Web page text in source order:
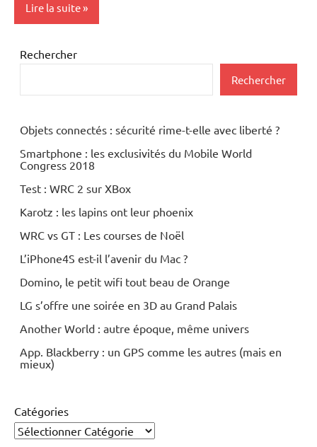
Lire la suite
Inclassables
Rechercher
Rechercher
Objets connectés : sécurité rime-t-elle avec liberté ?
Smartphone : les exclusivités du Mobile World
Congress 2018
Test : WRC 2 sur XBox
Karotz : les lapins ont leur phoenix
WRC vs GT : Les courses de Noël
L’iPhone4S est-il l’avenir du Mac ?
Domino, le petit wifi tout beau de Orange
LG s’offre une soirée en 3D au Grand Palais
Another World : autre époque, même univers
App. Blackberry : un GPS comme les autres (mais en
mieux)
Catégories